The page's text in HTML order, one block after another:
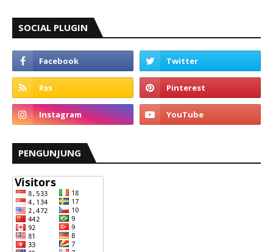
SOCIAL PLUGIN
PENGUNJUNG